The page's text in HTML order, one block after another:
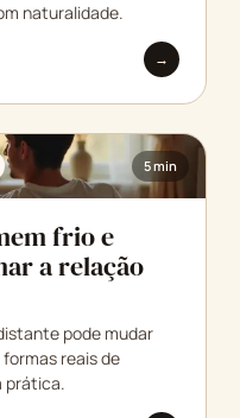
naturalidade.
→
5 min
frio e
a relação
pode mudar
reais de
prática.